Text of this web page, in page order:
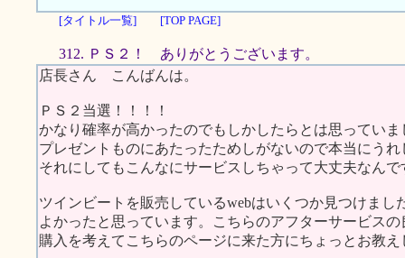
[タイトル一覧] [TOP PAGE]
312. ＰＳ２！ ありがとうございます。
店長さん こんばんは。
ＰＳ２当選！！！！
かなり確率が高かったのでもしかしたらとは思ってい
プレゼントものにあたったためしがないので本当にうれ
それにしてもこんなにサービスしちゃって大丈夫なんで
ツインビートを販売しているwebはいくつか見つけまし
よかったと思っています。こちらのアフターサービス
購入を考えてこちらのページに来た方にちょっとお教え